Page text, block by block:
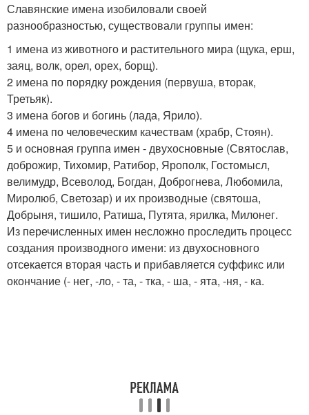
Славянские имена изобиловали своей
разнообразностью, существовали группы имен:
1 имена из животного и растительного мира (щука, ерш,
заяц, волк, орел, орех, борщ).
2 имена по порядку рождения (первуша, вторак,
Третьяк).
3 имена богов и богинь (лада, Ярило).
4 имена по человеческим качествам (храбр, Стоян).
5 и основная группа имен - двухосновные (Святослав,
доброжир, Тихомир, Ратибор, Ярополк, Гостомысл,
велимудр, Всеволод, Богдан, Доброгнева, Любомила,
Миролюб, Светозар) и их производные (святоша,
Добрыня, тишило, Ратиша, Путята, ярилка, Милонег.
Из перечисленных имен несложно проследить процесс
создания производного имени: из двухосновного
отсекается вторая часть и прибавляется суффикс или
окончание (- нег, -ло, - та, - тка, - ша, - ята, -ня, - ка.